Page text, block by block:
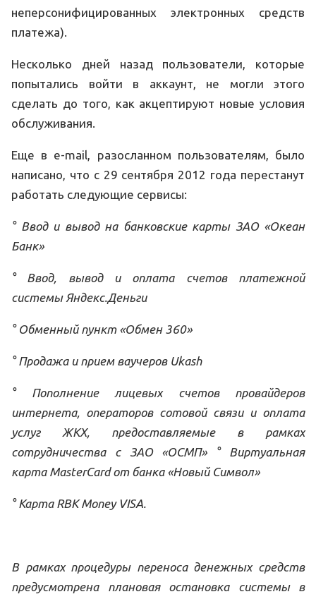
неперсонифицированных электронных средств
платежа).
Несколько дней назад пользователи, которые
попытались войти в аккаунт, не могли этого
сделать до того, как акцептируют новые условия
обслуживания.
Еще в e-mail, разосланном пользователям, было
написано, что с 29 сентября 2012 года перестанут
работать следующие сервисы:
° Ввод и вывод на банковские карты ЗАО «Океан
Банк»
° Ввод, вывод и оплата счетов платежной
системы Яндекс.Деньги
° Обменный пункт «Обмен 360»
° Продажа и прием ваучеров Ukash
° Пополнение лицевых счетов провайдеров
интернета, операторов сотовой связи и оплата
услуг ЖКХ, предоставляемые в рамках
сотрудничества с ЗАО «ОСМП» ° Виртуальная
карта MasterCard от банка «Новый Символ»
° Карта RBK Money VISA.
В рамках процедуры переноса денежных средств
предусмотрена плановая остановка системы в